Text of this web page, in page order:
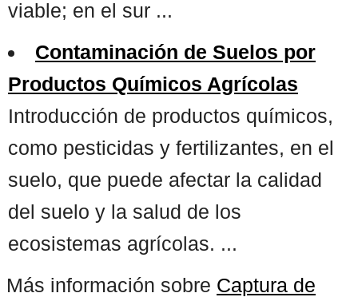
viable; en el sur ...
Contaminación de Suelos por
Productos Químicos Agrícolas
Introducción de productos químicos,
como pesticidas y fertilizantes, en el
suelo, que puede afectar la calidad
del suelo y la salud de los
ecosistemas agrícolas. ...
Más información sobre Captura de